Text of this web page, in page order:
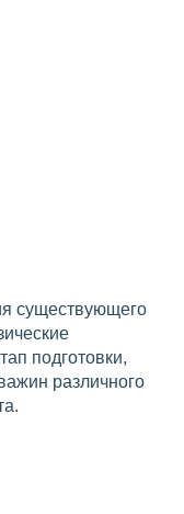
существующего
подготовки,
различного